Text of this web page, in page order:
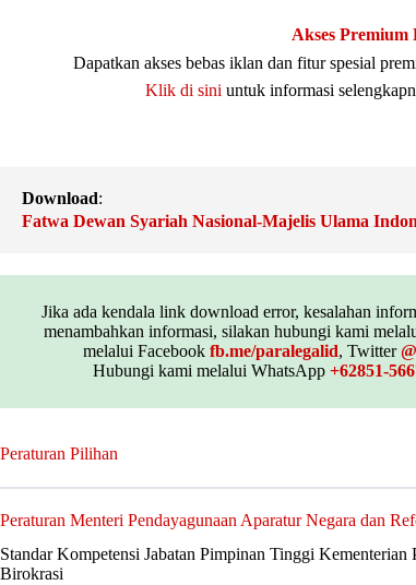
Akses Premium
Dapatkan akses bebas iklan dan fitur spesial
Klik di sini untuk informasi
Download:
Fatwa Dewan Syariah Nasional-Majelis Ulama
Jika ada kendala link download error, kesalahan
menambahkan informasi, silakan hubungi kami
melalui Facebook fb.me/paralegalid, Twitter
Hubungi kami melalui WhatsApp +62851-
Peraturan Pilihan
Peraturan Menteri Pendayagunaan Aparatur Negara dan
Standar Kompetensi Jabatan Pimpinan Tinggi
Birokrasi